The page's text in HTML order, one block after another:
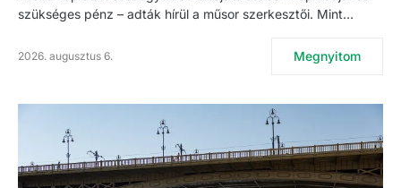
szükséges pénz – adták hírül a műsor szerkesztői. Mint…
2026. augusztus 6. Megnyitom